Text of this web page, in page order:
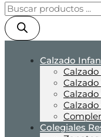
Calzado
Calzado
Colegiales